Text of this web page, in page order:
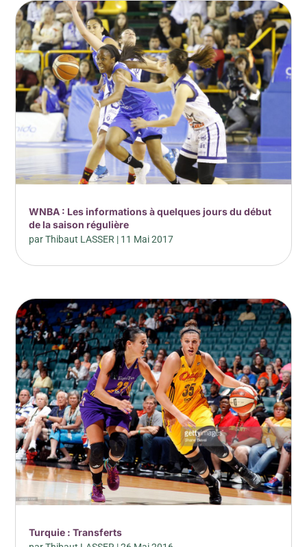
WNBA : Les informations à quelques jours du début
de la saison régulière
parThibaut LASSER | 11 Mai 2017
Turquie : Transferts